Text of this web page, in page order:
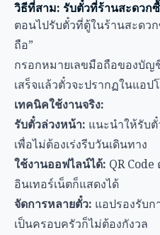
วิธีที่สาม: รับตั๋วที่ร้านสะดวก
ตอนไปรับตั๋วที่ตู้ในร้านสะดว
ถือ”
กรอกหมายเลขมือถือของบัญ
เสร็จแล้วตั๋วจะปรากฏในแอ
เทคนิคใช้งานจริง:
รับตั๋วล่วงหน้า: แนะนำให้รับ
เพื่อไม่ต้องเร่งรีบวันเดินทาง
ใช้งานออฟไลน์ได้: QR
อินเทอร์เน็ตก็แสดงได้
จัดการหลายตั๋ว: แอปรองรับ
เป็นครอบครัวก็ไม่ต้องกังวล